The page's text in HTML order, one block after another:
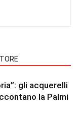
gli acquerelli
la Palmi